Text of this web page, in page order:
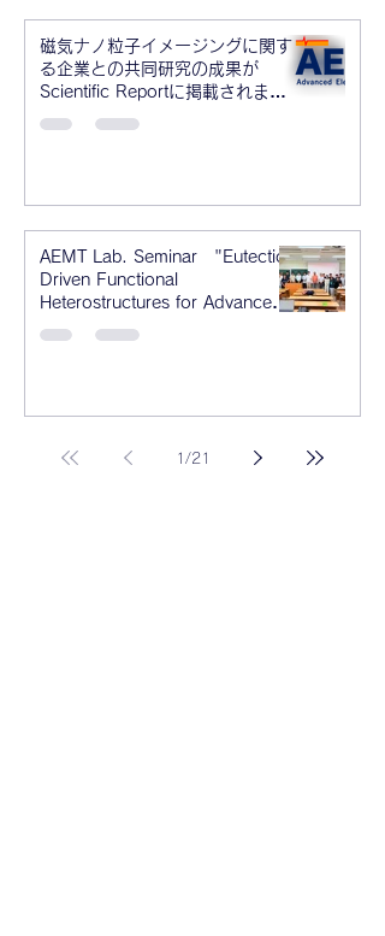
磁気ナノ粒子イメージングに関す
る企業との共同研究の成果が
Scientific Reportに掲載されまし
た。
AEMT Lab. Seminar "Eutectic-
Driven Functional
Heterostructures for Advanced
Optoelectronic Applications"
1 /21